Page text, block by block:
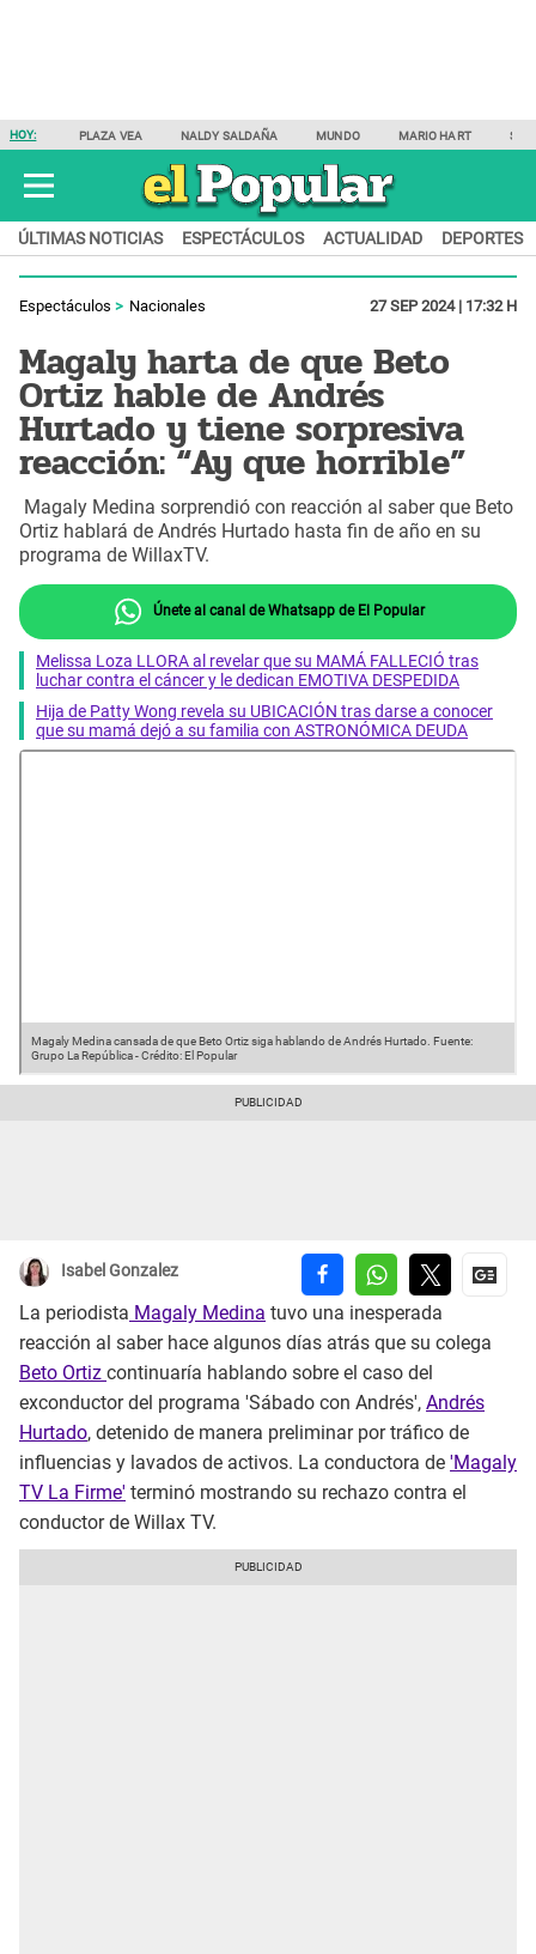
HOY: PLAZA VEA NALDY SALDAÑA MUNDO MARIO HART
ÚLTIMAS NOTICIAS ESPECTÁCULOS ACTUALIDAD DEPORTES
Espectáculos Nacionales 27 SEP 2024 | 17:32 H
Magaly harta de que Beto
Ortiz hable de Andrés
Hurtado y tiene sorpresiva
reacción: “Ay que horrible”
Magaly Medina sorprendió con reacción al saber que Beto
Ortiz hablará de Andrés Hurtado hasta fin de año en su
programa de WillaxTV.
Únete al canal de Whatsapp de El Popular
Melissa Loza LLORA al revelar que su MAMÁ FALLECIÓ tras
luchar contra el cáncer y le dedican EMOTIVA DESPEDIDA
Hija de Patty Wong revela su UBICACIÓN tras darse a conocer
que su mamá dejó a su familia con ASTRONÓMICA DEUDA
Magaly Medina cansada de que Beto Ortiz siga hablando de Andrés Hurtado. Fuente:
Grupo La República-Crédito: El Popular
Isabel Gonzalez
La periodista Magaly Medina tuvo una inesperada
reacción al saber hace algunos días atrás que su colega
Beto Ortiz continuaría hablando sobre el caso del
exconductor del programa 'Sábado con Andrés', Andrés
Hurtado, detenido de manera preliminar por tráfico de
influencias y lavados de activos. La conductora de 'Magaly
TV La Firme' terminó mostrando su rechazo contra el
conductor de Willax TV.